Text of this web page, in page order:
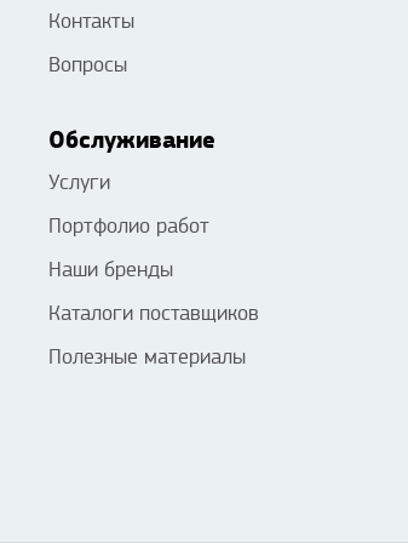
Контакты
Вопросы
Обслуживание
Услуги
Портфолио работ
Наши бренды
Каталоги поставщиков
Полезные материалы